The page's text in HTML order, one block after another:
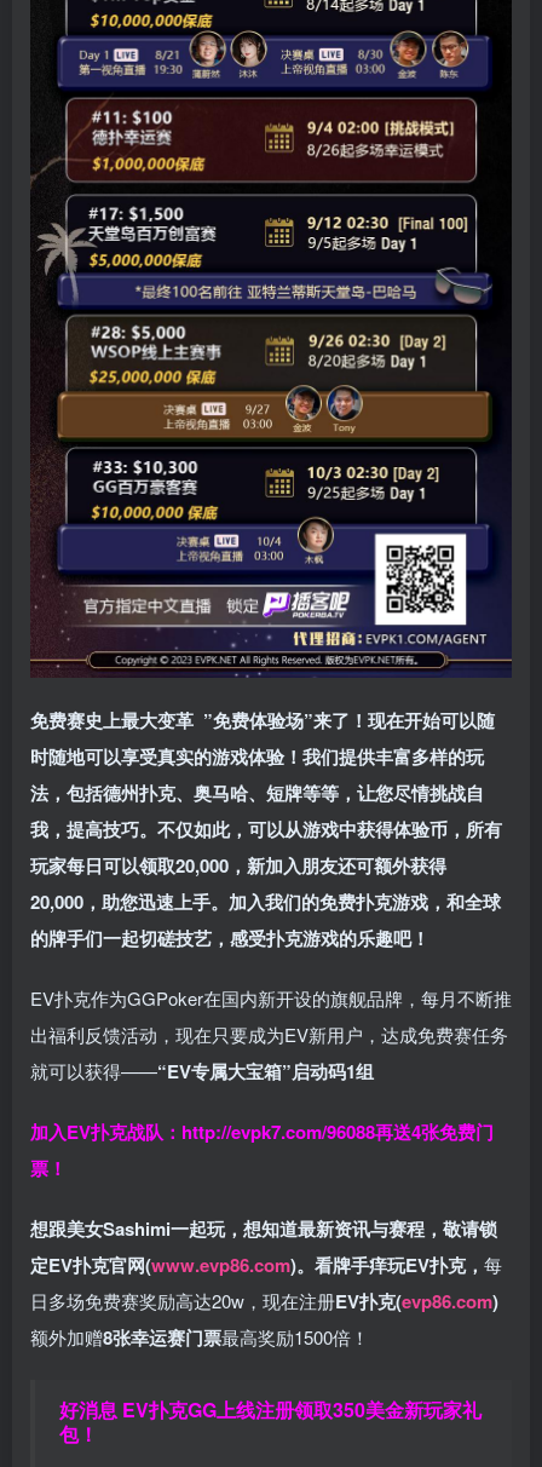
免费赛史上最大变革 ”免费体验场”来了！ 现在开始可以随
时随地可以享受真实的游戏体验！我们提供丰富多样的玩
法，包括德州扑克、奥马哈、短牌等等，让您尽情挑战自
我，提高技巧。不仅如此， 可以从游戏中获得体验币，所有
玩家每日可以领取20,000，新加入朋友还可额外获得
20,000，助您迅速上手。 加入我们的免费扑克游戏，和全球
的牌手们一起切磋技艺，感受扑克游戏的乐趣吧！
EV扑克作为GGPoker在国内新开设的旗舰品牌，每月不断推
出福利反馈活动，现在只要成为EV新用户，达成免费赛任务
就可以获得——“EV专属大宝箱”启动码1组
加入EV扑克战队： http://evpk7.com/96088再送4张免费门
票！
想跟美女Sashimi一起玩， 想知道最新资讯与赛程， 敬请锁
定EV扑克官网(www.evp86.com)。 看牌手痒玩EV扑克， 每
日多场免费赛奖励高达20w，现在注册EV扑克(evp86.com)
额外加赠8张幸运赛门票最高奖励1500倍！
好消息 EV扑克GG上线注册领取350美金新玩家礼
包！